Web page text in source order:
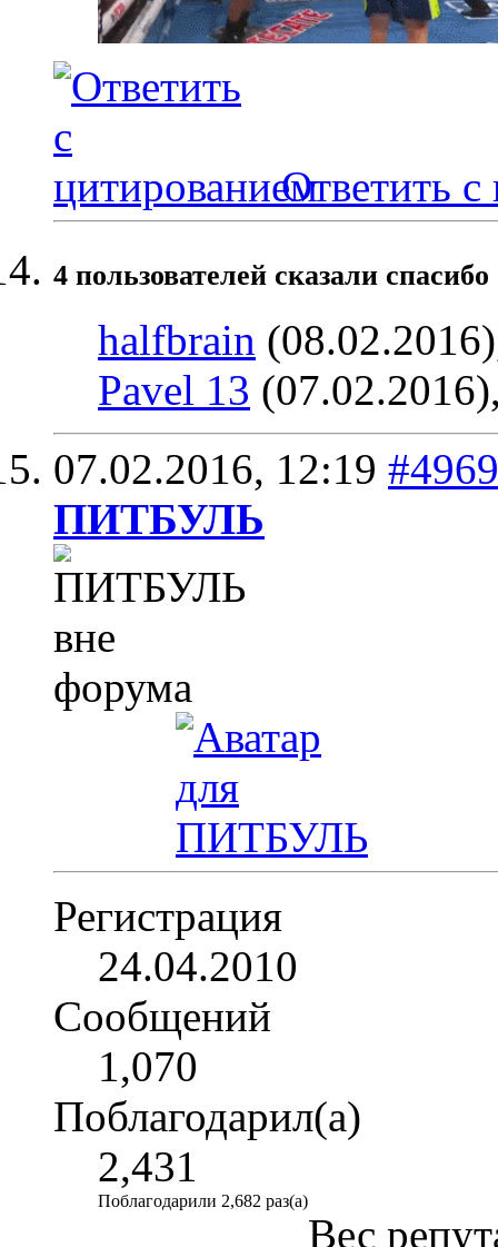
Ответить с
4 пользователей сказали
halfbrain
Pavel 13
07.02.2016, 12:19 #4969
ПИТБУЛЬ
Регистрация
24.04.2010
Сообщений
1,070
Поблагодарил(а)
2,431
Поблагодарили 2,682 раз(а)
Вес